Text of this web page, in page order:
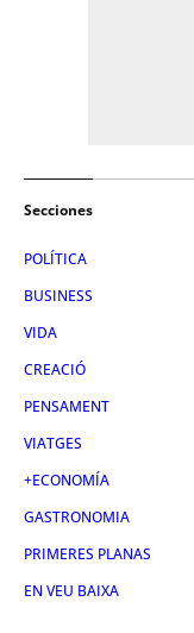
Secciones
POLÍTICA
BUSINESS
VIDA
CREACIÓ
PENSAMENT
VIATGES
+ECONOMÍA
GASTRONOMIA
PRIMERES PLANAS
EN VEU BAIXA